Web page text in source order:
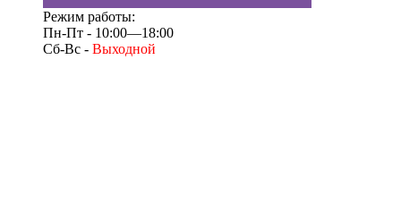
Режим работы:
Пн-Пт - 10:00—18:00
Сб-Вс - Выходной